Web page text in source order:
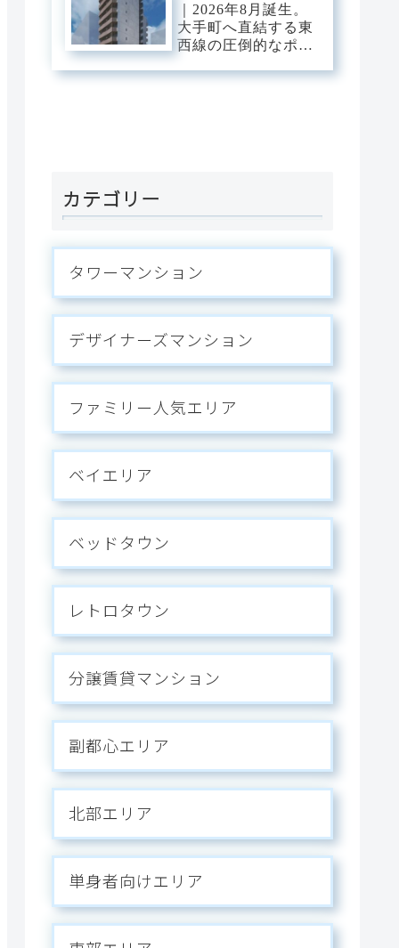
｜2026年8月誕生。
大手町へ直結する東
西線の圧倒的なポテ
し、江東の「豊かな
カテゴリー
タワーマンション
デザイナーズマンション
ファミリー人気エリア
ベイエリア
ベッドタウン
レトロタウン
分譲賃貸マンション
副都心エリア
北部エリア
単身者向けエリア